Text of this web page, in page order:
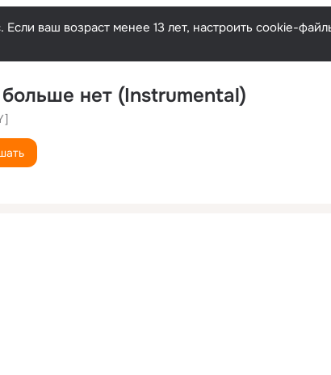
ваш возраст менее 13 лет, настроить cookie-
нет (Instrumental)